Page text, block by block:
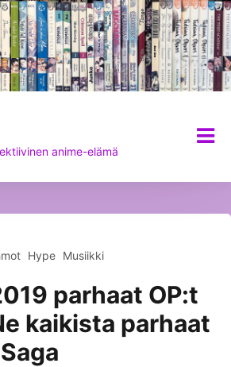
anime-elämä
Hype Musiikki
parhaat OP:t
kaikista parhaat